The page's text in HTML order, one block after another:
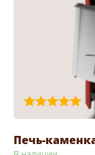
Печь-